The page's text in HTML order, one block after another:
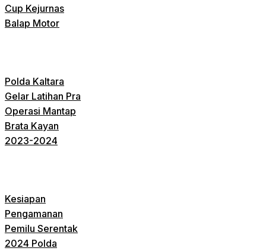
Cup Kejurnas
Balap Motor
Polda Kaltara
Gelar Latihan Pra
Operasi Mantap
Brata Kayan
2023-2024
Kesiapan
Pengamanan
Pemilu Serentak
2024 Polda